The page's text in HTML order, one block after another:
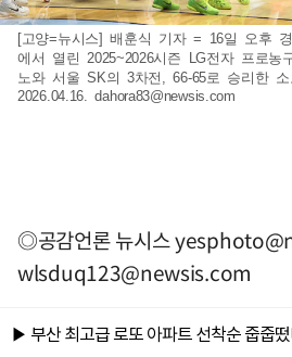
[고양=뉴시스] 배훈식 기자 = 16일 오후
에서 열린 2025~2026시즌 LG전자 프로
노와 서울 SK의 3차전, 66-65로 승리한
2026.04.16.dahora83@newsis.com
◎공감언론 뉴시스
wlsduq123@newsis.com